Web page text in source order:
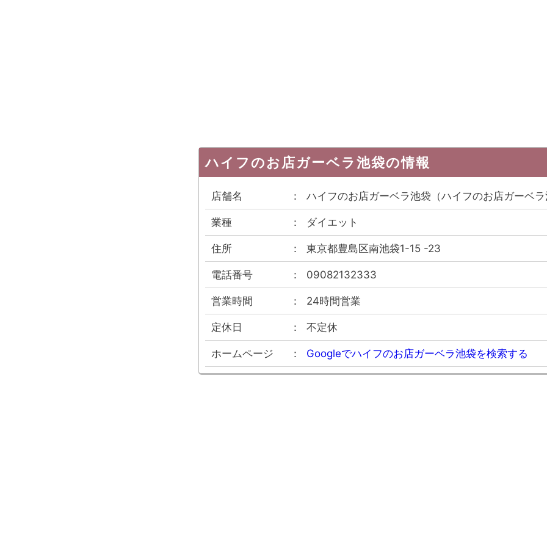
ハイフのお店ガーベラ池袋の情報
店舗名 ハイフのお店ガーベラ池袋 （ハイフのお店ガーベ
業種 ダイエット
住所 東京都豊島区南池袋1-15 -23
電話番号 09082132333
営業時間 24時間営業
定休日 不定休
ホームページ Googleでハイフのお店ガーベラ池袋を検索する